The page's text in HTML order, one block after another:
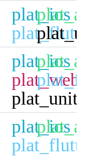
plat_ios
plat_ios
plat_web
plat_ios